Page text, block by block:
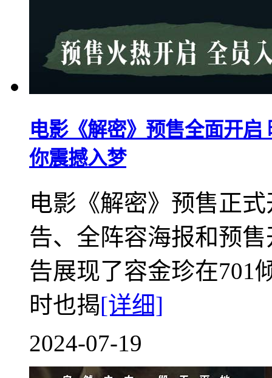
电影《解密》预售全面开
你震撼入梦
电影《解密》预售正
告、全阵容海报和预
告展现了容金珍在701
时也揭[详细]
2024-07-19